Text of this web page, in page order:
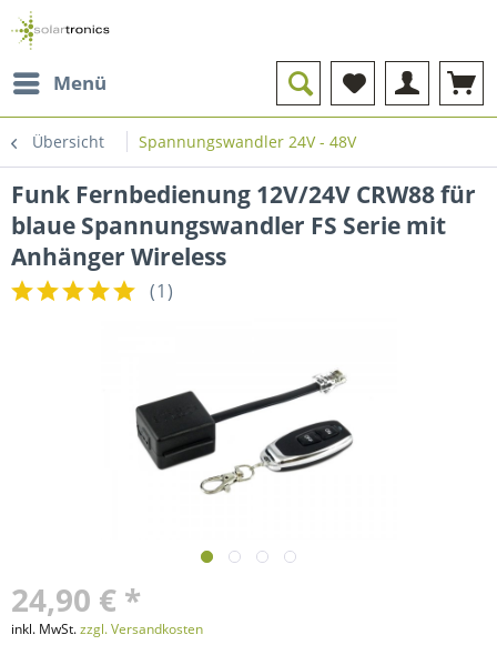
Menü
Übersicht Spannungswandler 24V - 48V
Funk Fernbedienung 12V/24V CRW88 für
blaue Spannungswandler FS Serie mit
Anhänger Wireless
(1)
24,90 € *
inkl. MwSt.zzgl. Versandkosten